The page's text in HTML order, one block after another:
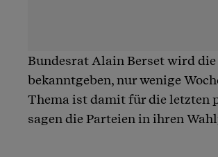
Bundesrat Alain Berset wird
bekanntgeben, nur wenige
Thema ist damit für die letzten
sagen die Parteien in ihren